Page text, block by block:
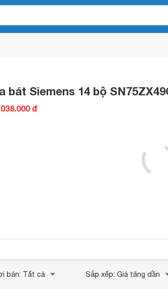
bát Siemens 14 bộ
đ
bán: Tất cả Sắp xếp: Giá tăng dần